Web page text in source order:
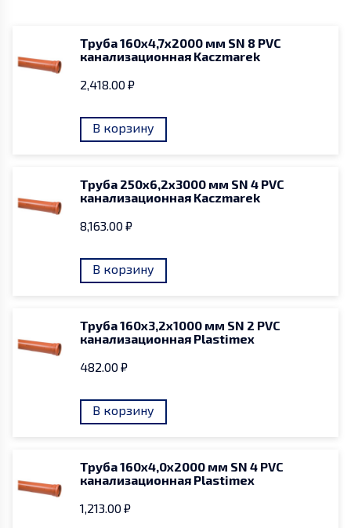
Труба 160х4,7х2000 мм SN 8 PVC
канализационная Kaczmarek
2,418.00₽
В корзину
Труба 250х6,2х3000 мм SN 4 PVC
канализационная Kaczmarek
8,163.00₽
В корзину
Труба 160х3,2х1000 мм SN 2 PVC
канализационная Plastimex
482.00₽
В корзину
Труба 160х4,0х2000 мм SN 4 PVC
канализационная Plastimex
1,213.00₽